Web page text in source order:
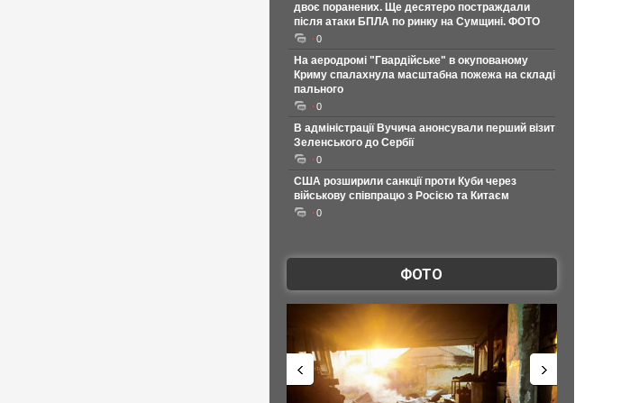
двоє поранених. Ще десятеро постраждали
після атаки БПЛА по ринку на Сумщині. ФОТО
0
На аеродромі "Гвардійське" в окупованому
Криму спалахнула масштабна пожежа на складі
пального
0
В адміністрації Вучича анонсували перший візит
Зеленського до Сербії
0
США розширили санкції проти Куби через
військову співпрацю з Росією та Китаєм
0
ФОТО